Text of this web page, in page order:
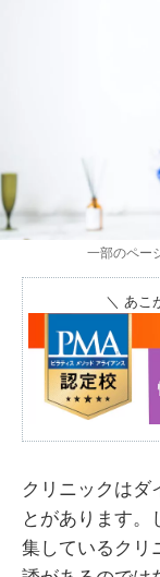
一部のペー
＼ あこ
クリニックはダ
とがあります。
集しているクリ